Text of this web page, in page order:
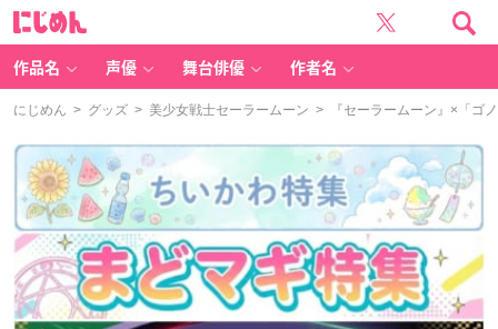
作品名 声優 舞台俳優 作者名
にじめん > グッズ > 美少女戦士セーラームーン > 『セーラームーン』×「ゴ